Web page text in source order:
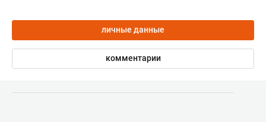
личные данные
комментарии